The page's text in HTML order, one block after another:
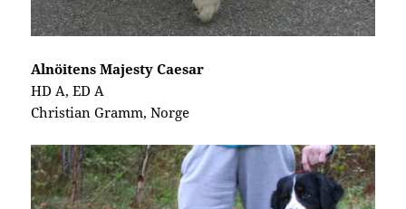
Alnöitens Majesty Caesar
HD A, ED A
Christian Gramm, Norge